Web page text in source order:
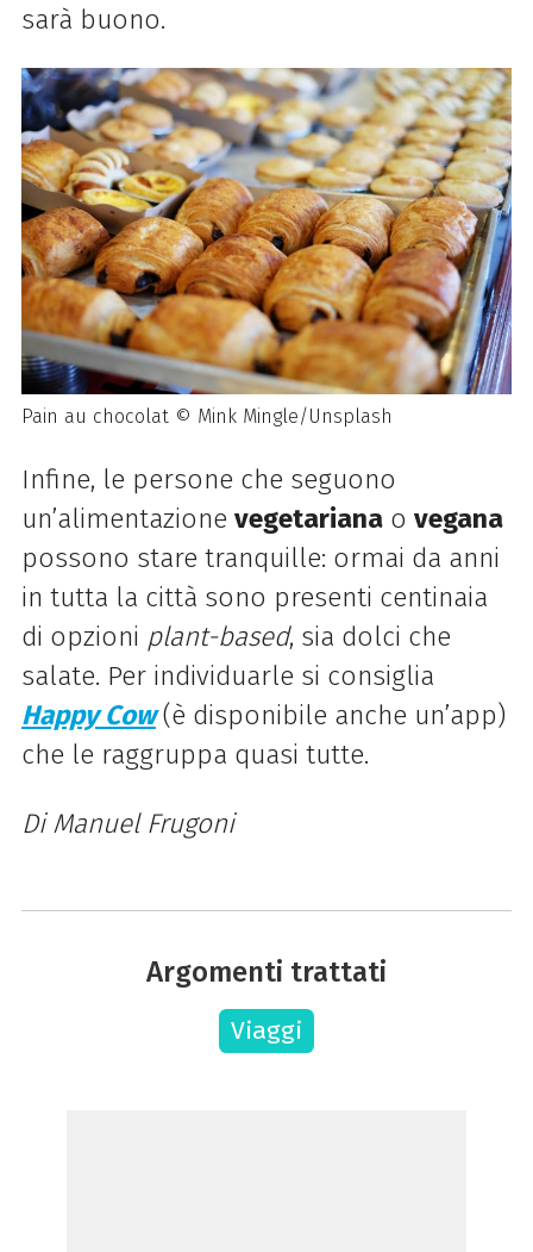
sarà buono.
Pain au chocolat © Mink Mingle/Unsplash
Infine, le persone che seguono
un’alimentazione vegetarianao vegana
possono stare tranquille: ormai da anni
in tutta la città sono presenti centinaia
di opzioni plant-based, sia dolci che
salate. Per individuarle si consiglia
Happy Cow(è disponibile anche un’app)
che le raggruppa quasi tutte.
Di Manuel Frugoni
Argomenti trattati
Viaggi